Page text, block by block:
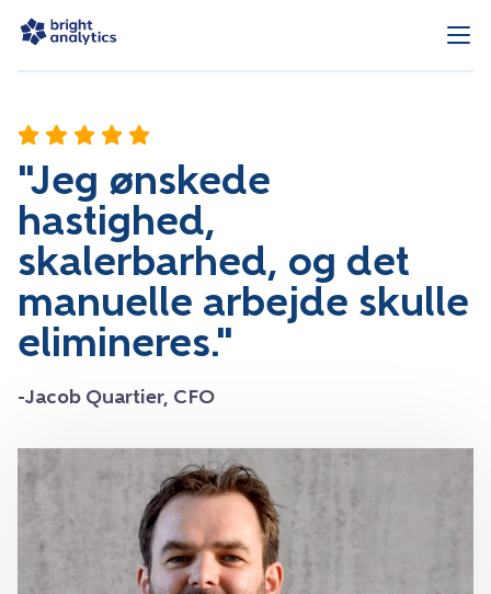
"Jeg ønskede
hastighed,
skalerbarhed, og det
manuelle arbejde skulle
elimineres."
-Jacob Quartier, CFO